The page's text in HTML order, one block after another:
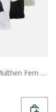
Henleys Herre Multhen Fem Pakke T-shirts Assorteret